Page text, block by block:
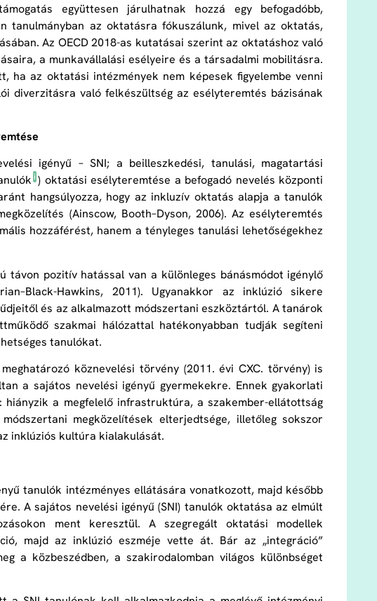
együttesen járulhatnak hozzá egy befogadóbb,
tanulmányban az oktatásra fókuszálunk, mivel az oktatás,
Az OECD 2018-as kutatásai szerint az oktatáshoz való
a munkavállalási esélyeire és a társadalmi mobilitásra.
ha az oktatási intézmények nem képesek figyelembe venni
diverzitásra való felkészültség az esélyteremtés bázisának
igényű – SNI; a beilleszkedési, tanulási, magatartási
i ) oktatási esélyteremtése a befogadó nevelés központi
hangsúlyozza, hogy az inkluzív oktatás alapja a tanulók
(Ainscow, Booth–Dyson, 2006). Az esélyteremtés
hozzáférést, hanem a tényleges tanulási lehetőségekhez
pozitív hatással van a különleges bánásmódot igénylő
Hawkins, 2011). Ugyanakkor az inklúzió sikere
és az alkalmazott módszertani eszköztártól. A tanárok
szakmai hálózattal hatékonyabban tudják segíteni
tanulókat.
köznevelési törvény (2011. évi CXC. törvény) is
a sajátos nevelési igényű gyermekekre. Ennek gyakorlati
a megfelelő infrastruktúra, a szakember-ellátottság
megközelítések elterjedtsége, illetőleg sokszor
inklúziós kultúra kialakulását.
tanulók intézményes ellátására vonatkozott, majd később
A sajátos nevelési igényű (SNI) tanulók oktatása az elmúlt
ment keresztül. A szegregált oktatási modellek
majd az inklúzió eszméje vette át. Bár az „integráció”
a közbeszédben, a szakirodalomban világos különbséget